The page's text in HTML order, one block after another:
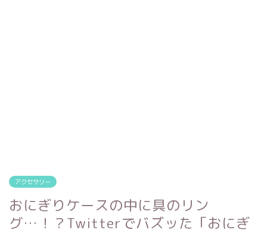
アクセサリー
おにぎりケースの中に具のリン
グ…！？Twitterでバズッた「おにぎ